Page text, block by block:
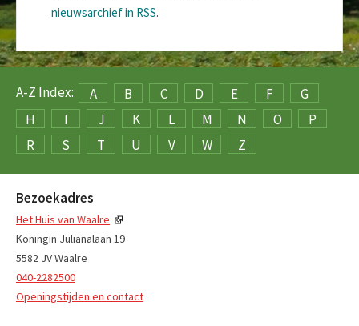
nieuwsarchief in RSS.
A-Z Index: A B C D E F
G
H
I J K L M N O
P
R
S T U V W Z
Bezoekadres
Het Huis van Waalre
Koningin Julianalaan 19
5582 JV Waalre
040-2282500
Openingstijden en contact